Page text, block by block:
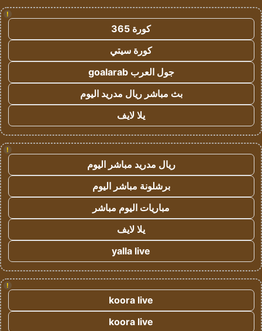
!
كورة 365
كورة سيتي
جول العرب goalarab
بث مباشر ريال مدريد اليوم
يلا لايف
!
ريال مدريد مباشر اليوم
برشلونة مباشر اليوم
مباريات اليوم مباشر
يلا لايف
yalla live
!
koora live
koora live